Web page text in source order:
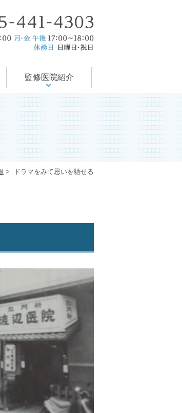
監修医院紹介
ドクター紹介
当院のコンセプト
入院対応可能
診療案内
診療時間
アクセス
> ドラマをみて思いを馳せる